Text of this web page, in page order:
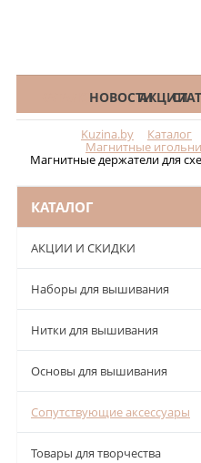
КАТАЛОГНОВОСТИАКЦИИ
Kuzina.by Каталог
Магнитные
Магнитные держатели для
КАТАЛОГ
АКЦИИ И СКИДКИ
Наборы для вышивания
Нитки для вышивания
Основы для вышивания
Сопутствующие аксессуары
Товары для творчества